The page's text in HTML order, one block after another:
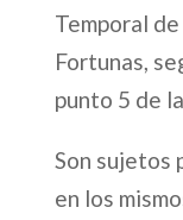
Temporal
Fortunas,
punto 5 de
Son sujetos
en los